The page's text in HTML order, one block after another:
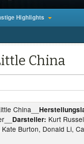
Highlights
China
China__
Darsteller: Kurt
Burton, Donald Li,